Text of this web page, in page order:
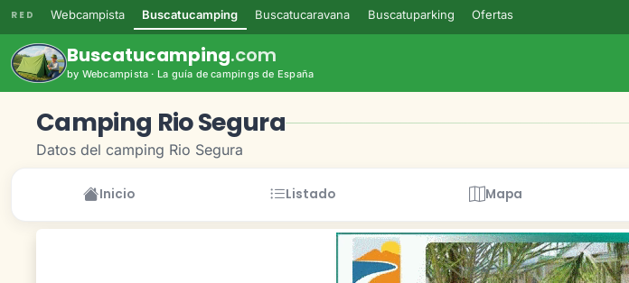
RED Webcampista Buscatucamping Buscatucaravana Buscatuparking Ofertas
Buscatucamping.com
by Webcampista · La guía de campings de España
Camping Rio Segura
Datos del camping Rio Segura
Inicio Listado Mapa